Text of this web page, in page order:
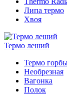
Липа термо
Хвоя
Термо леший
Термо
Необрезная
Вагонка
Полок